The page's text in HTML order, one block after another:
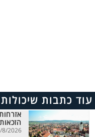
עוד כתבות
5/8/2026 פלאשנט